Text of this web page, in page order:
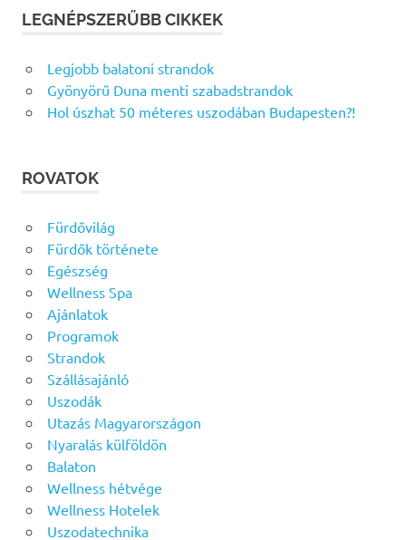
LEGNÉPSZERŰBB CIKKEK
Legjobb balatoni strandok
Gyönyörű Duna menti szabadstrandok
Hol úszhat 50 méteres uszodában Budapesten?!
ROVATOK
Fürdővilág
Fürdők története
Egészség
Wellness Spa
Ajánlatok
Programok
Strandok
Szállásajánló
Uszodák
Utazás Magyarországon
Nyaralás külföldön
Balaton
Wellness hétvége
Wellness Hotelek
Uszodatechnika